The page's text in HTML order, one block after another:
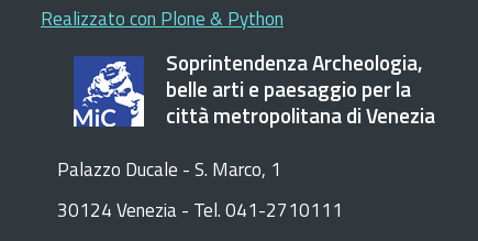
Realizzato con Plone & Python
Soprintendenza Archeologia,
belle arti e paesaggio per la
città metropolitana di Venezia
Palazzo Ducale - S. Marco, 1
30124 Venezia - Tel. 041-2710111